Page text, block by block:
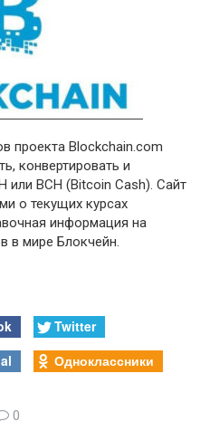
проекта Blockchain.com
конвертировать и
или BCH (Bitcoin Cash). Сайт
о текущих курсах
информация на
в мире Блокчейн.
Twitter
Одноклассники
0